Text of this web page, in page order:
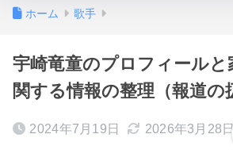
ホーム 歌手
宇崎竜童のプロフィールと
関する情報の整理（報道の
2024年7月19日 2026年3月28日